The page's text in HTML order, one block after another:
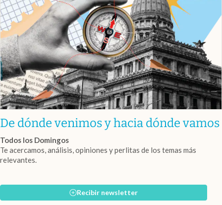
De dónde venimos y hacia dónde vamos
Todos los Domingos
Te acercamos, análisis, opiniones y perlitas de los temas más
relevantes.
Recibir newsletter